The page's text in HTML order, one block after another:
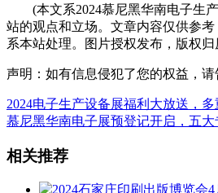
(本文系2024慕尼黑华南电子生产
站的观点和立场。文章内容仅供参
系本站处理。图片授权发布，版权
声明：如有信息侵犯了您的权益，请
2024电子生产设备展福利大放送，多
慕尼黑华南电子展预登记开启，五
相关推荐